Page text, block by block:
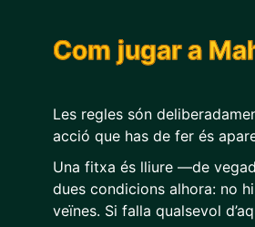
Com jugar a
Les regles són
acció que has de fer és
Una fitxa és lliure —de
dues condicions alhora: no
veïnes. Si falla qualsevol